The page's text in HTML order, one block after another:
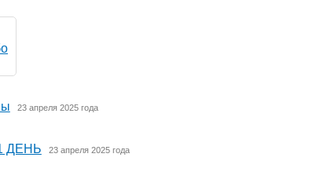
23 апреля 2025 года
ДЕНЬ 23 апреля 2025 года